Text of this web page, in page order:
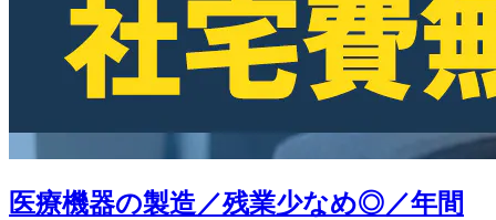
医療機器の製造／残業少なめ◎／年間